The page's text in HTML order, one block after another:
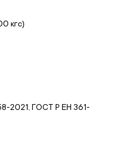
кгс)
2021, ГОСТ Р ЕН 361-